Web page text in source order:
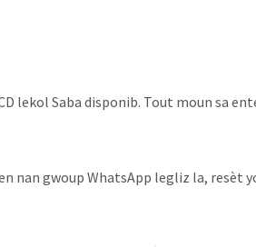
lekol Saba disponib. Tout moun sa
nan gwoup WhatsApp legliz la, resèt